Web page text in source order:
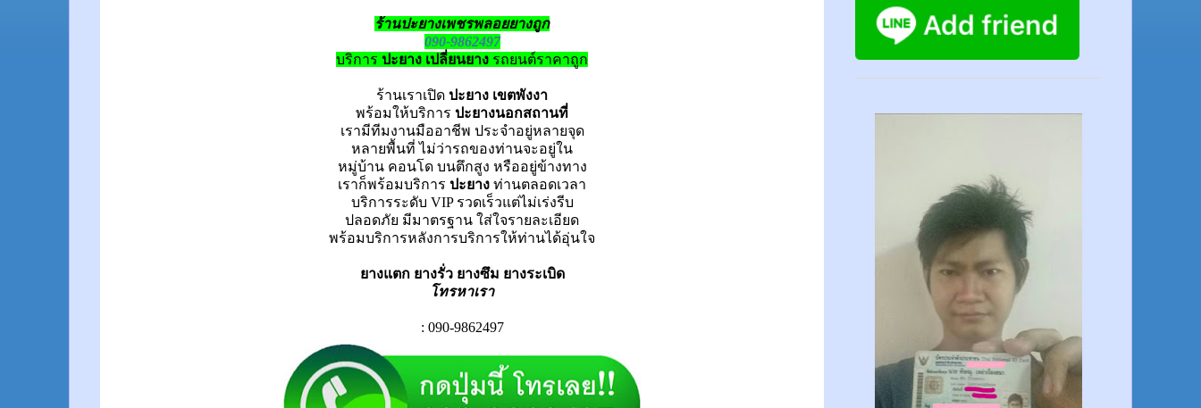
ร้านปะยางเพชรพลอยยางถูก
090-9862497
บริการ ปะยาง เปลี่ยนยาง รถยนต์ราคาถูก
ร้านเราเปิด ปะยาง เขตพังงา
พร้อมให้บริการ ปะยางนอกสถานที่
เรามีทีมงานมืออาชีพ ประจำอยู่หลายจุด
หลายพื้นที่ ไม่ว่ารถของท่านจะอยู่ใน
หมู่บ้าน คอนโด บนตึกสูง หรืออยู่ข้างทาง
เราก็พร้อมบริการ ปะยาง ท่านตลอดเวลา
บริการระดับ VIP รวดเร็วแต่ไม่เร่งรีบ
ปลอดภัย มีมาตรฐาน ใส่ใจรายละเอียด
พร้อมบริการหลังการบริการให้ท่านได้อุ่นใจ
ยางแตก ยางรั่ว ยางซึม ยางระเบิด
โทรหาเรา
: 090-9862497